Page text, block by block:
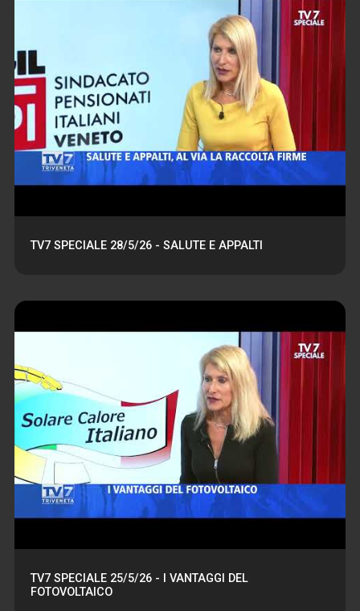
TV7 SPECIALE 28/5/26 - SALUTE E APPALTI
TV7 SPECIALE 25/5/26 - I VANTAGGI DEL
FOTOVOLTAICO